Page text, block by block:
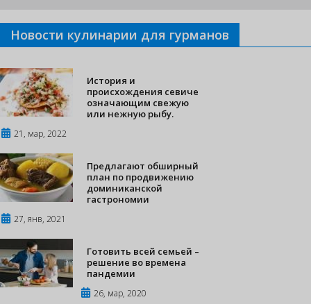
Новости кулинарии для гурманов
История и
происхождения севиче
означающим свежую
или нежную рыбу.
21, мар, 2022
Предлагают обширный
план по продвижению
доминиканской
гастрономии
27, янв, 2021
Готовить всей семьей –
решение во времена
пандемии
26, мар, 2020